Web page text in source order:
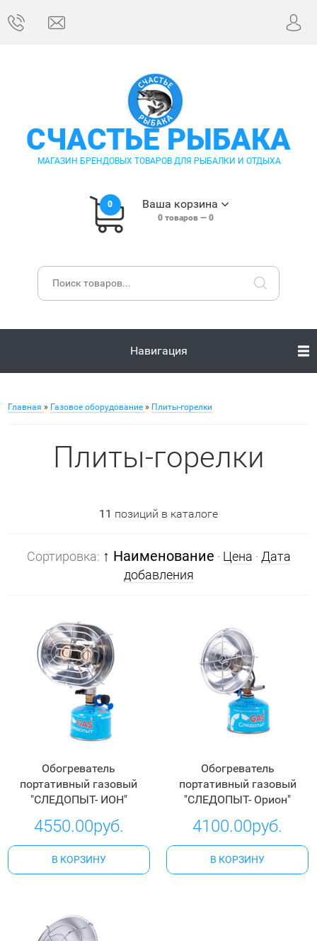
СЧАСТЬЕ РЫБАКА
МАГАЗИН БРЕНДОВЫХ ТОВАРОВ ДЛЯ РЫБАЛКИ И ОТДЫХА
0 Ваша корзина
0товаров — 0
Навигация
Главная » Газовое оборудование » Плиты-горелки
Плиты-горелки
11 позиций в каталоге
Сортировка: ↑ Наименование · Цена · Дата
добавления
Обогреватель
портативный газовый
"СЛЕДОПЫТ- ИОН"
4550.00руб.
В КОРЗИНУ
Обогреватель
портативный газовый
"СЛЕДОПЫТ- Орион"
4100.00руб.
В КОРЗИНУ